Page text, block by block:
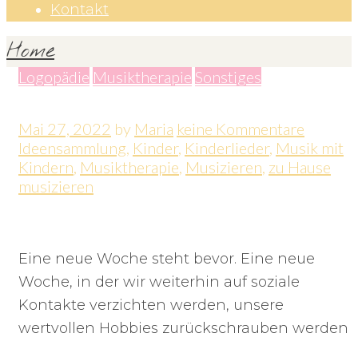
Kontakt
Home
Logopädie Musiktherapie Sonstiges
Mai 27, 2022 by Maria keine Kommentare
Ideensammlung Kinder, Kinderlieder, Musik mit
Kindern Musiktherapie Musizieren zu Hause
musizieren
Eine neue Woche steht bevor. Eine neue
Woche, in der wir weiterhin auf soziale
Kontakte verzichten werden, unsere
wertvollen Hobbies zurückschrauben werden